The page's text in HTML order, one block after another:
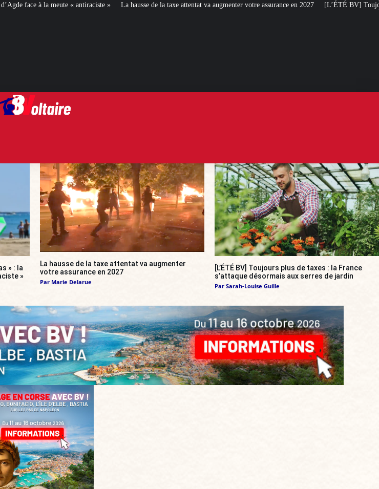
» La hausse de la taxe attentat va augmenter votre assurance en 2027 [L’ÉTÉ BV] Toujours plus de taxes : la France
» : la
»
La hausse de la taxe attentat va augmenter
votre assurance en 2027
Par Marie Delarue
[L’ÉTÉ BV] Toujours plus de taxes : la France
s’attaque désormais aux serres de jardin
Par Sarah-Louise Guille